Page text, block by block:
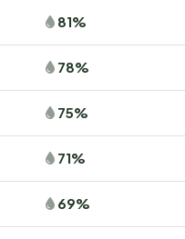
81%
78%
75%
71%
69%